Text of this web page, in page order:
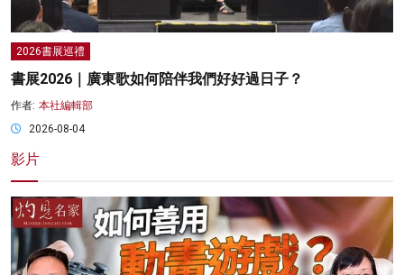
2026書展巡禮
書展2026｜廣東歌如何陪伴我們好好過日子？
作者: 本社編輯部
2026-08-04
影片